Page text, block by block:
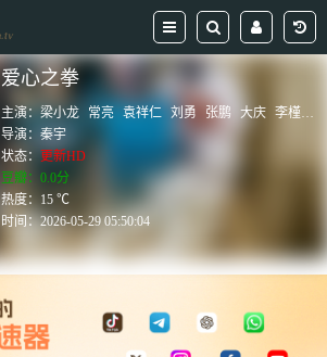
爱心之拳
主演：梁小龙 常亮 袁祥仁 刘勇 张鹏 大庆 李槿
秦
导演：秦宇
状态： 更新HD
豆瓣：0.0分
热度：15 ℃
时间：2026-05-29 05:50:04